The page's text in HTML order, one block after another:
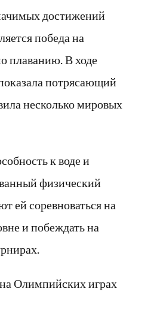
достижений
победа на
плаванию. В ходе
потрясающий
несколько мировых
к воде и
физический
ей соревноваться на
и побеждать на
Олимпийских играх